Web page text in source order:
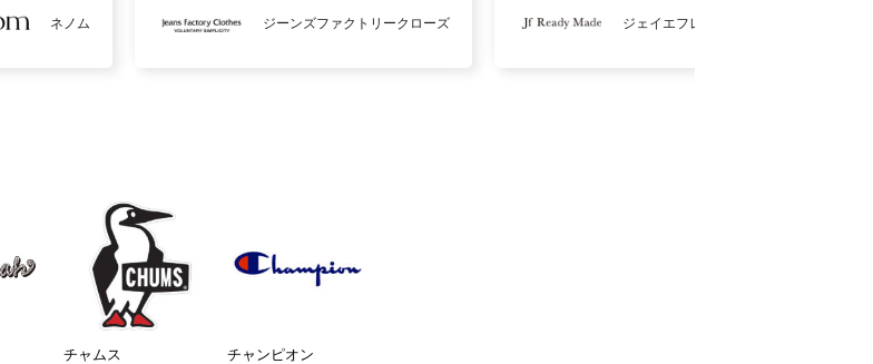
ネノム ジーンズファクトリークローズ ジェイエフレディメイド
チャムス チャンピオン